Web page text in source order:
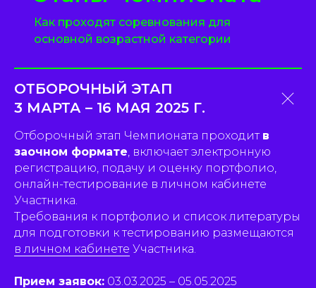
Как проходят соревнования для
основной возрастной категории
ОТБОРОЧНЫЙ ЭТАП
3 МАРТА – 16 МАЯ 2025 Г.
Отборочный этап Чемпионата проходит в
заочном формате, включает электронную
регистрацию, подачу и оценку портфолио,
онлайн-тестирование в личном кабинете
Участника.
Требования к портфолио и список литературы
для подготовки к тестированию размещаются
в личном кабинете Участника.
Прием заявок: 03.03.2025 – 05.05.2025